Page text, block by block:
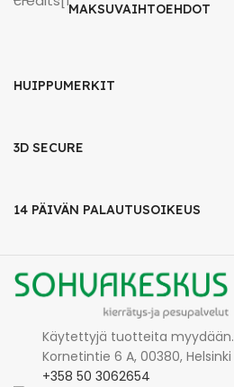
MAKSUVAIHTOEHDOT
HUIPPUMERKIT
3D SECURE
14 PÄIVÄN PALAUTUSOIKEUS
Käytettyjä tuotteita myydään.
Kornetintie 6 A, 00380, Helsinki
+358 50 3062654